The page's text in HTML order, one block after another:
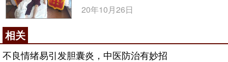
20年10月26日
相关
不良情绪易引发胆囊炎，中医防治有妙招